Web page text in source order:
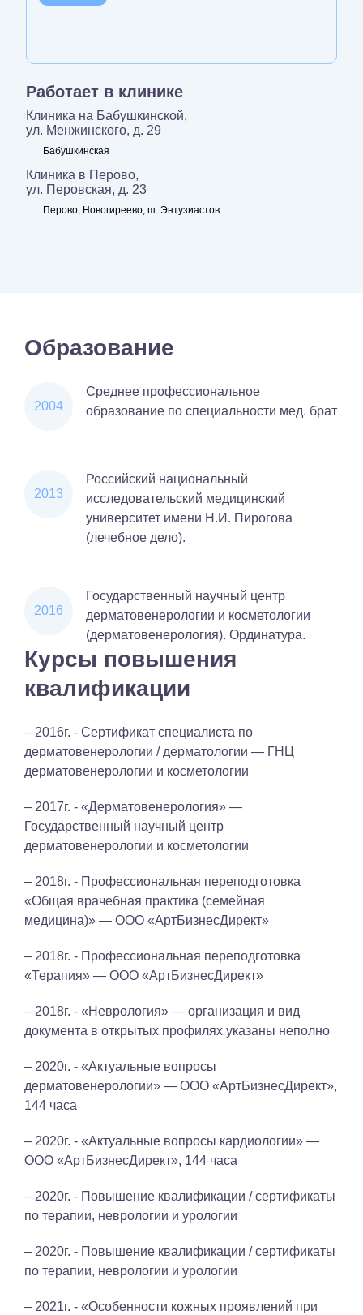
Работает в клинике
Клиника на Бабушкинской,
ул. Менжинского, д. 29
Бабушкинская
Клиника в Перово,
ул. Перовская, д. 23
Перово, Новогиреево, ш. Энтузиастов
Образование
2004
Среднее профессиональное
образование по специальности мед. брат
2013
Российский национальный
исследовательский медицинский
университет имени Н.И. Пирогова
(лечебное дело).
2016
Государственный научный центр
дерматовенерологии и косметологии
(дерматовенерология). Ординатура.
Курсы повышения
квалификации
– 2016г. - Сертификат специалиста по
дерматовенерологии / дерматологии — ГНЦ
дерматовенерологии и косметологии
– 2017г. - «Дерматовенерология» —
Государственный научный центр
дерматовенерологии и косметологии
– 2018г. - Профессиональная переподготовка
«Общая врачебная практика (семейная
медицина)» — ООО «АртБизнесДирект»
– 2018г. - Профессиональная переподготовка
«Терапия» — ООО «АртБизнесДирект»
– 2018г. - «Неврология» — организация и вид
документа в открытых профилях указаны неполно
– 2020г. - «Актуальные вопросы
дерматовенерологии» — ООО «АртБизнесДирект»,
144 часа
– 2020г. - «Актуальные вопросы кардиологии» —
ООО «АртБизнесДирект», 144 часа
– 2020г. - Повышение квалификации / сертификаты
по терапии, неврологии и урологии
– 2020г. - Повышение квалификации / сертификаты
по терапии, неврологии и урологии
– 2021г. - «Особенности кожных проявлений при